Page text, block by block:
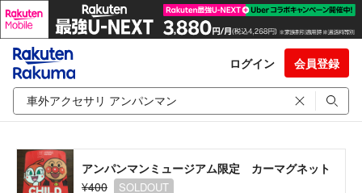
ログイン 会員登録
アンパンマンミュージアム限定 カーマグネット
¥400
SOLDOUT